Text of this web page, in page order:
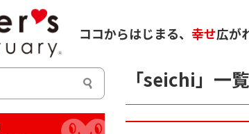
ココからはじまる、 幸せ広が
「seichi 」 一覧